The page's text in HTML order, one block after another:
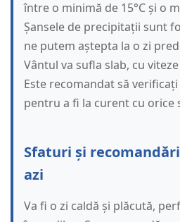
între o minimă de 15°C și o
Șansele de precipitații sunt
ne putem aștepta la o zi
Vântul va sufla slab, cu
Este recomandat să
pentru a fi la curent cu orice
Sfaturi și
azi
Va fi o zi caldă și plăcută,